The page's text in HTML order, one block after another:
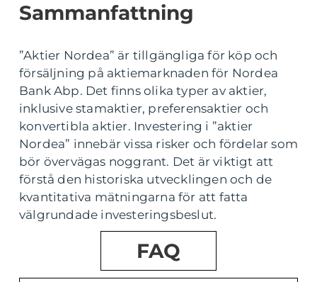
Sammanfattning
”Aktier Nordea” är tillgängliga för köp och
försäljning på aktiemarknaden för Nordea
Bank Abp. Det finns olika typer av aktier,
inklusive stamaktier, preferensaktier och
konvertibla aktier. Investering i ”aktier
Nordea” innebär vissa risker och fördelar som
bör övervägas noggrant. Det är viktigt att
förstå den historiska utvecklingen och de
kvantitativa mätningarna för att fatta
välgrundade investeringsbeslut.
FAQ